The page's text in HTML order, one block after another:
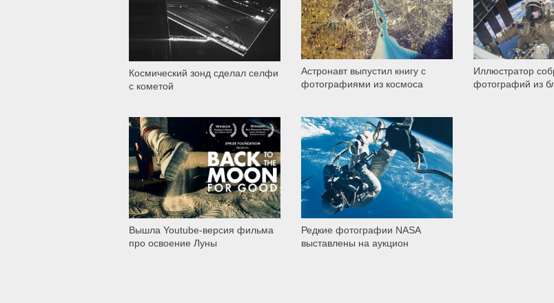
Космический зонд сделал селфи
с кометой
Астронавт выпустил книгу с
фотографиями из космоса
Иллюстратор
фотографий из
Вышла Youtube-версия фильма
про освоение Луны
836
Редкие фотографии NASA
выставлены на аукцион
1 450